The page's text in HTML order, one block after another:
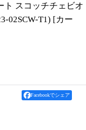
ト スコッチチェビオ
02SCW-T1) [カー
Facebookでシェア